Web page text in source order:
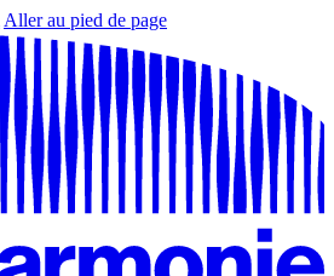
Aller au pied de page